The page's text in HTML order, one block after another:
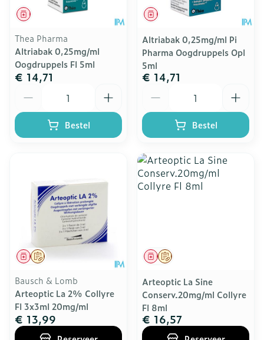
Geneesmiddel
Thea Pharma
Altriabak 0,25mg/ml
Oogdruppels Fl 5ml
€ 14,71
Bestel
Geneesmiddel
Altriabak 0,25mg/ml Pi
Pharma Oogdruppels Opl
5ml
€ 14,71
Bestel
Op voorschrift
Geneesmiddel
Bausch & Lomb
Arteoptic La 2% Collyre
Fl 3x3ml 20mg/ml
€ 13,99
Op voorschrift
Geneesmiddel
Arteoptic La Sine
Conserv.20mg/ml Collyre
Fl 8ml
€ 16,57